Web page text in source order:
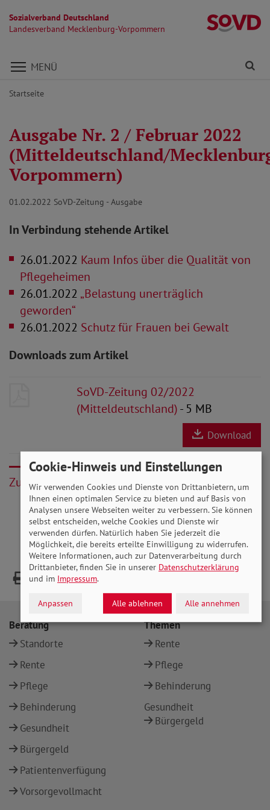
Sozialverband Deutschland
Landesverband Mecklenburg-Vorpommern
Direkt zu den Inhalten springen
MENÜ
Startseite
Ausgabe Nr. 2 / Februar 2022
(Mitteldeutschland/
Vorpommern)
01.02.2022 SoVD-Zeitung - Ausgabe
In Verbindung stehende Artikel
26.01.2022 Kaum Infos über die Qualität von
Pflegeheimen
26.01.2022 „Belastung unerträglich
geworden“
26.01.2022 Schutz für Frauen bei Gewalt
Downloads zum Artikel
SoVD-Zeitung 02/2022
(Mitteldeutschland)- 5 MB
Download
Zurück
Beratung
Standorte
Rente
Pflege
Behinderung
Gesundheit
Bürgergeld
Patientenverfügung
Vorsorgevollmacht
Themen
Rente
Pflege
Behinderung
Gesundheit
Bürgergeld
Cookie-Hinweis und Einstellungen
Wir verwenden Cookies und Dienste von Drittanbietern, um
Ihnen einen optimalen Service zu bieten und auf Basis von
Analysen unsere Webseiten weiter zu verbessern. Sie können
selbst entscheiden, welche Cookies und Dienste wir
verwenden dürfen. Natürlich haben Sie jederzeit die
Möglichkeit, die bereits erteilte Einwilligung zu widerrufen.
Weitere Informationen, auch zur Datenverarbeitung durch
Drittanbieter, finden Sie in unserer Datenschutzerklärung
und im Impressum.
Anpassen Alle ablehnen Alle annehmen